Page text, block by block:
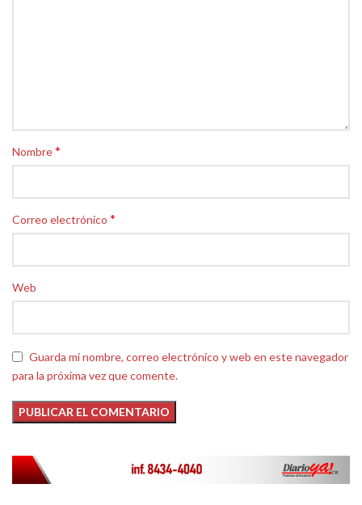
Nombre*
Correo electrónico *
Web
Guarda mi nombre, correo electrónico y web en este navegador
para la próxima vez que comente.